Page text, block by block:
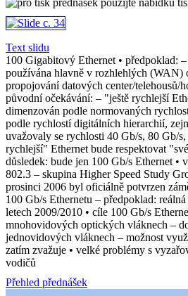
Text slidu
100 Gigabitový Ethernet • předpoklad:
používána hlavně v rozhlehlých (WAN)
propojování datových center/telehousů/
původní očekávání: – "ještě rychlejší
dimenzován podle normovaných
podle rychlostí digitálních hierarchií,
uvažovaly se rychlosti 40 Gb/s, 80 Gb/
rychlejší" Ethernet bude respektovat
důsledek: bude jen 100 Gb/s Ethernet •
802.3 – skupina Higher Speed Study
prosinci 2006 byl oficiálně potvrzen
100 Gb/s Ethernetu – předpoklad:
letech 2009/2010 • cíle 100 Gb/s
mnohovidových optických vláknech –
jednovidových vláknech – možnost
zatím zvažuje • velké problémy s
vodičů
Přehled přednášek